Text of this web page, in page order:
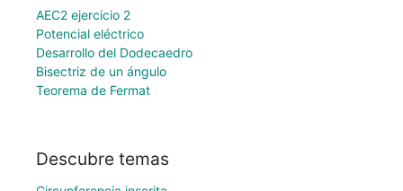
AEC2 ejercicio 2
Potencial eléctrico
Desarrollo del Dodecaedro
Bisectriz de un ángulo
Teorema de Fermat
Descubre temas